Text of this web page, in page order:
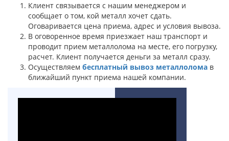
Клиент связывается с нашим менеджером и
сообщает о том, кой металл хочет сдать.
Оговаривается цена приема, адрес и условия вывоза.
В оговоренное время приезжает наш транспорт и
проводит прием металлолома на месте, его погрузку,
расчет. Клиент получается деньги за металл сразу.
Осуществляем бесплатный вывоз металлолома в
ближайший пункт приема нашей компании.